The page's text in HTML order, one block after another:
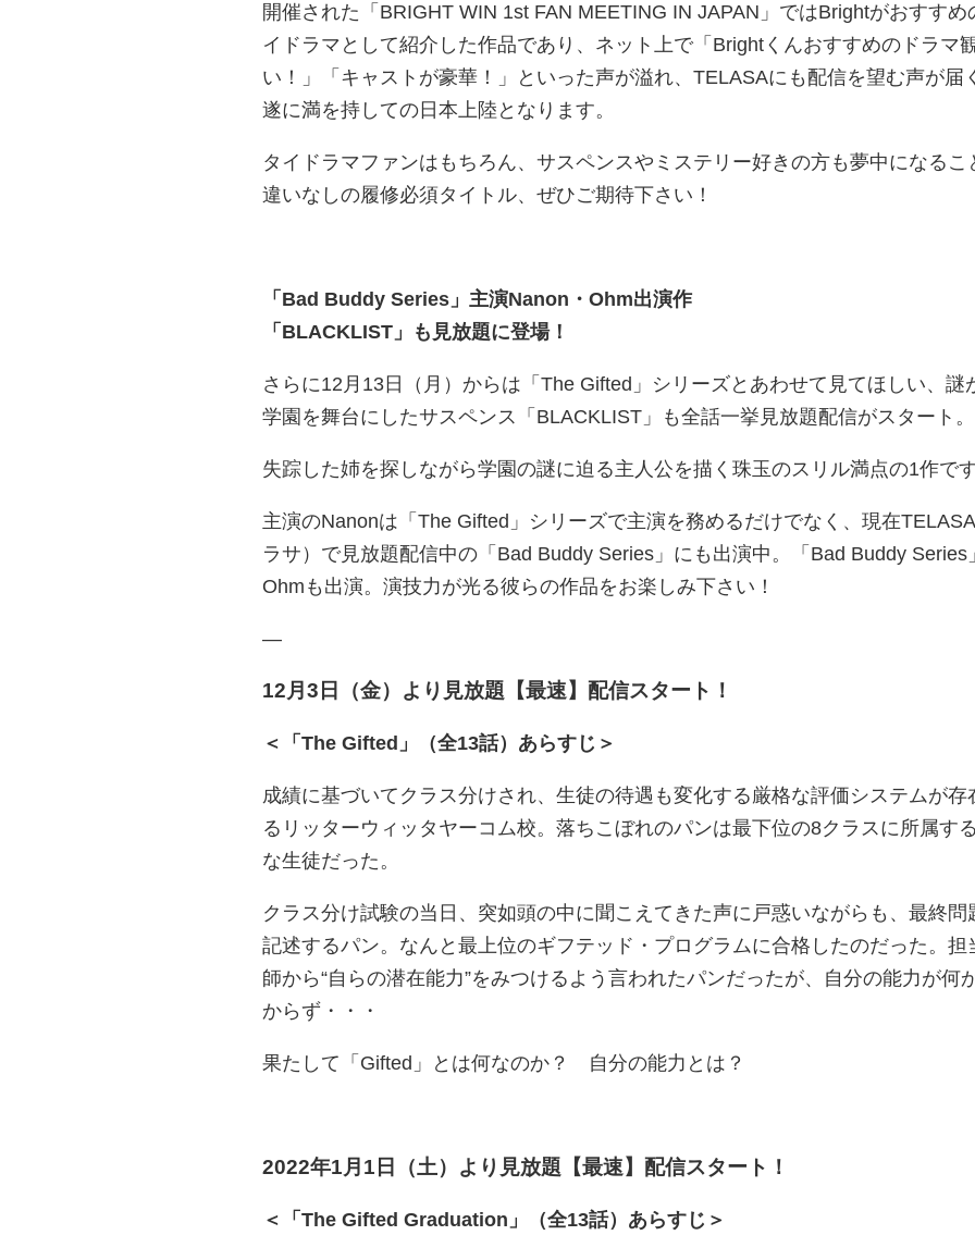
開催された「BRIGHT WIN 1st FAN MEETING IN JAPAN」ではBrightがおすすめ
イドラマとして紹介した作品であり、ネット上で「Brightくんおすすめのドラマ
い！」「キャストが豪華！」といった声が溢れ、TELASAにも配信を望む声が届
遂に満を持しての日本上陸となります。
タイドラマファンはもちろん、サスペンスやミステリー好きの方も夢中になるこ
違いなしの履修必須タイトル、ぜひご期待下さい！
「Bad Buddy Series」主演Nanon・Ohm出演作
「BLACKLIST」も見放題に登場！
さらに12月13日（月）からは「The Gifted」シリーズとあわせて見てほしい、謎
学園を舞台にしたサスペンス「BLACKLIST」も全話一挙見放題配信がスタート。
失踪した姉を探しながら学園の謎に迫る主人公を描く珠玉のスリル満点の1作です
主演のNanonは「The Gifted」シリーズで主演を務めるだけでなく、現在
ラサ）で見放題配信中の「Bad Buddy Series」にも出演中。「Bad Buddy Series
Ohmも出演。演技力が光る彼らの作品をお楽しみ下さい！
—
12月3日（金）より見放題【最速】配信スタート！
＜「 The Gifted」（全13話）あらすじ＞
成績に基づいてクラス分けされ、生徒の待遇も変化する厳格な評価システムが存
るリッターウィッタヤーコム校。落ちこぼれのパンは最下位の8クラスに所属す
な生徒だった。
クラス分け試験の当日、突如頭の中に聞こえてきた声に戸惑いながらも、最終問
記述するパン。なんと最上位のギフテッド・プログラムに合格したのだった。担
師から“自らの潜在能力”をみつけるよう言われたパンだったが、自分の能力が何
からず・・・
果たして「Gifted」とは何なのか？ 自分の能力とは？
2022年1月1日（土）より見放題【最速】配信スタート！
＜「 The Gifted Graduation」（全13話）あらすじ＞